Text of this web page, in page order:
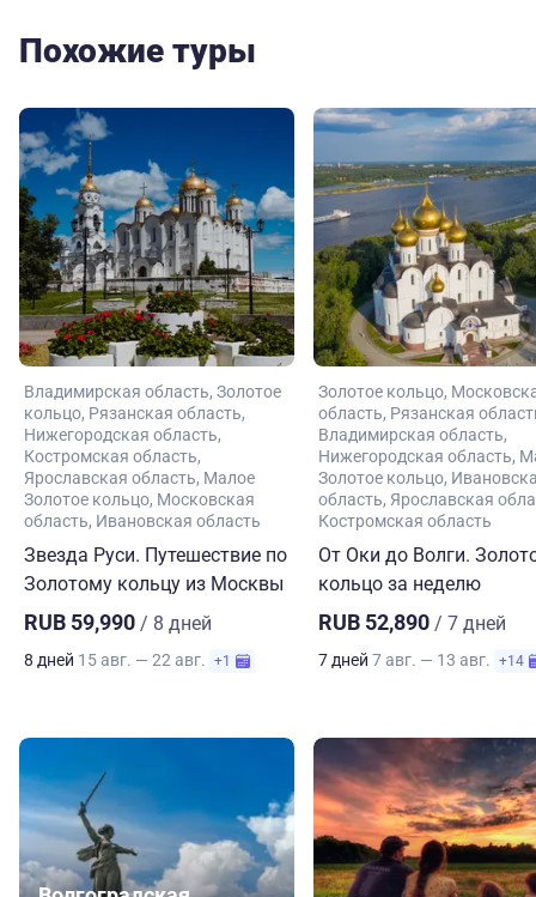
Похожие туры
Владимирская область Золотое
кольцо Рязанская область
Нижегородская область
Костромская область
Ярославская область Малое
Золотое кольцо Московская
область Ивановская область
Звезда Руси. Путешествие по
Золотому кольцу из Москвы
RUB 59,990 / 8 дней
8 дней 15 авг. — 22 авг. +1
Золотое кольцо
область Рязанская
Владимирская область
Нижегородская область
Золотое кольцо
область Ярославская
Костромская область
От Оки до Волги.
кольцо за неделю
RUB 52,890 / 7 дней
7 дней 7 авг. — 13 авг. +14